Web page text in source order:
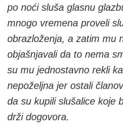
po noći sluša glasnu
mnogo vremena proveli
obrazloženja, a zatim mu
objašnjavali da to nema
su mu jednostavno rekli
nepoželjna jer ostali
da su kupili slušalice koje
drži dogovora.